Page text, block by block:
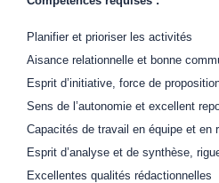
Planifier et prioriser les activités
Aisance relationnelle et bonne
Esprit d’initiative, force de
Sens de l’autonomie et excellent
Capacités de travail en équipe et en
Esprit d’analyse et de synthèse,
Excellentes qualités rédactionnelles